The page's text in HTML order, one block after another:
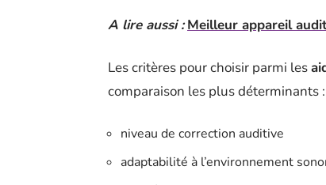
A lire aussi : Meilleur appareil
Les critères pour choisir parmi les
comparaison les plus déterminants :
niveau de correction auditive
adaptabilité à l’environnement